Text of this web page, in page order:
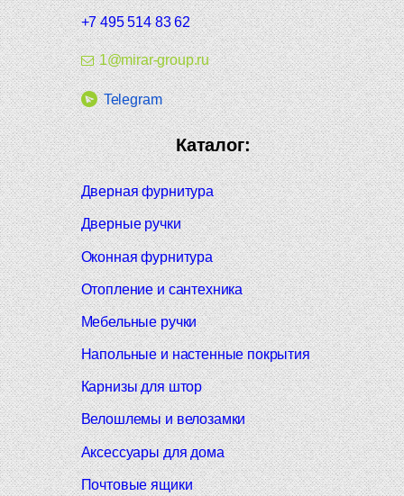
+7 495 514 83 62
1@mirar-group.ru
Telegram
Каталог:
Дверная фурнитура
Дверные ручки
Оконная фурнитура
Отопление и сантехника
Мебельные ручки
Напольные и настенные покрытия
Карнизы для штор
Велошлемы и велозамки
Аксессуары для дома
Почтовые ящики